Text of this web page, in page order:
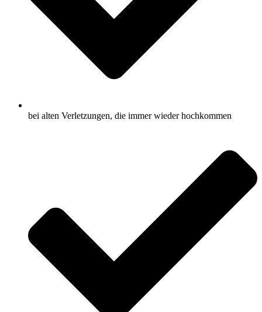
bei alten Verletzungen, die immer wieder hochkommen